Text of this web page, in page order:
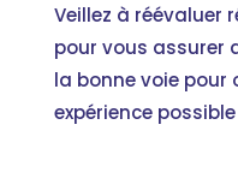
Veillez à réévaluer
pour vous assurer
la bonne voie pour
expérience